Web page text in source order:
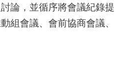
論，並循序將會議紀錄提
組會議、會前協商會議、